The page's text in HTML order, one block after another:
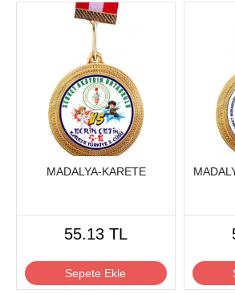
MADALYA-KARETE
55.13 TL
Sepete Ekle